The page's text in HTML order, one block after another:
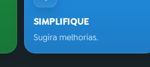
SIMPLIFIQUE
Sugira melhorias.